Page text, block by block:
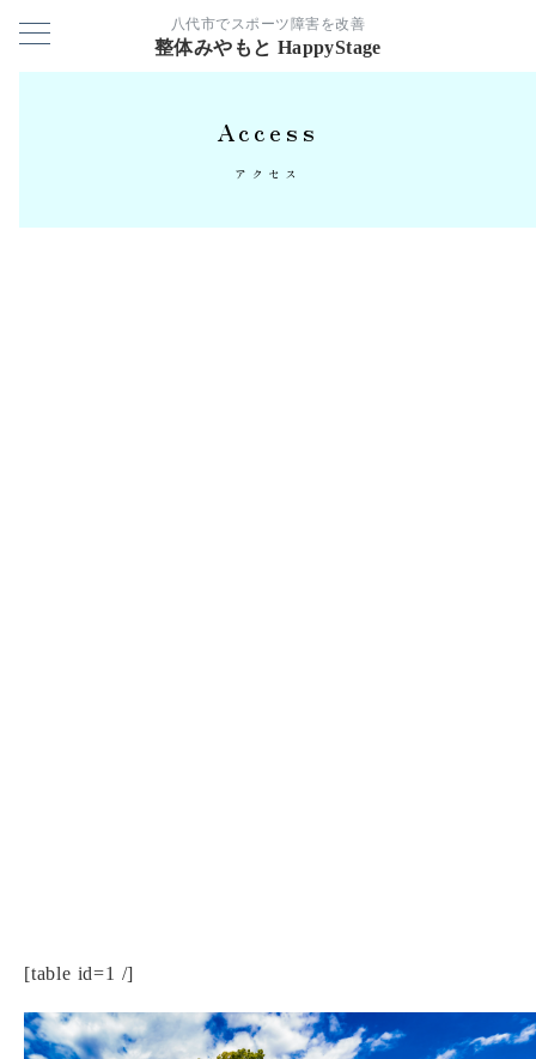
八代市でスポーツ障害を改善
整体みやもと HappyStage
Access
アクセス
[table id=1 /]